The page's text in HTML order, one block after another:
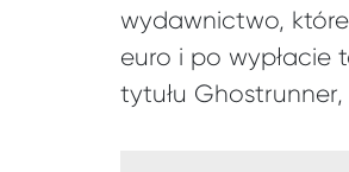
wydawnictwo,
euro i po wypłacie
tytułu